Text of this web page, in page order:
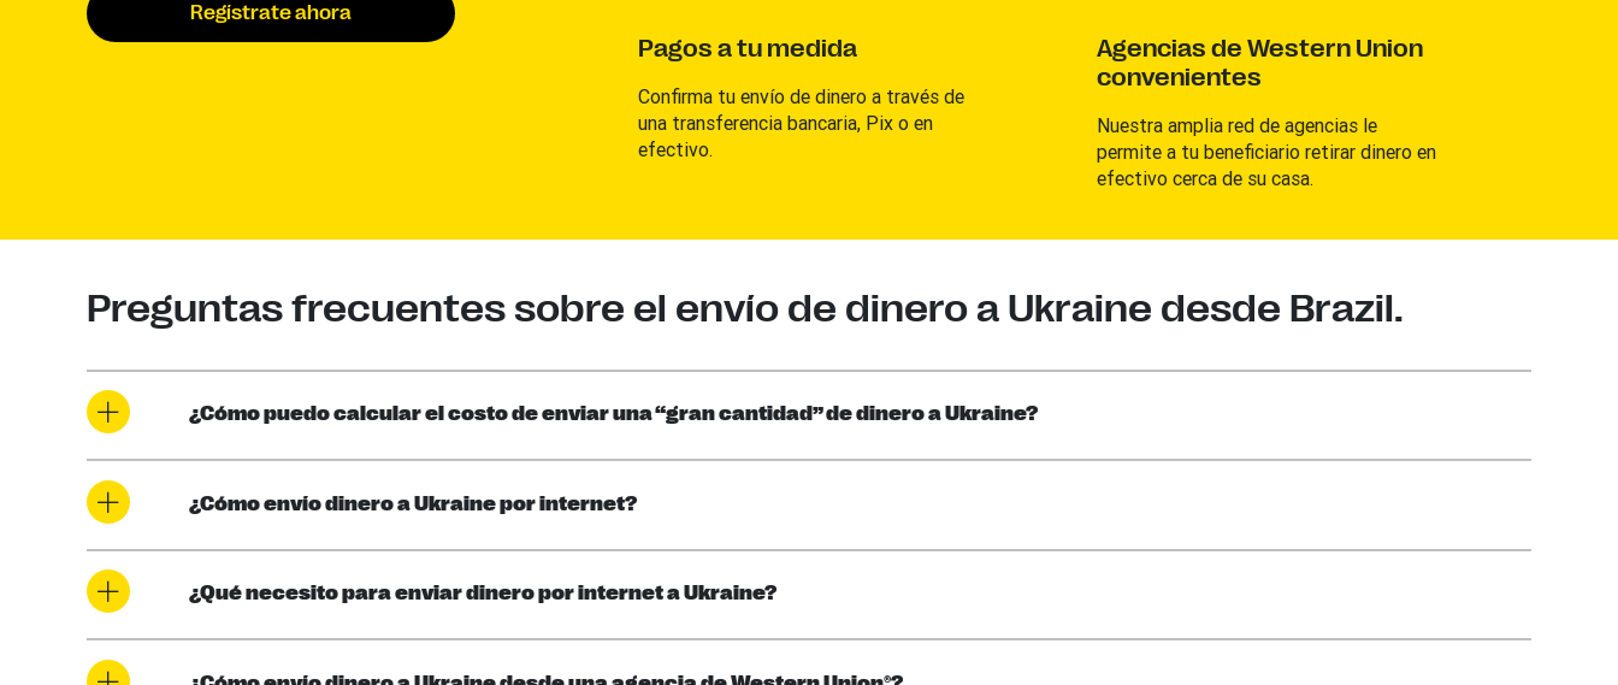
Regístrate ahora
Pagos a tu medida
Confirma tu envío de dinero a través de
una transferencia bancaria, Pix o en
efectivo.
Agencias de Western Union
convenientes
Nuestra amplia red de agencias le
permite a tu beneficiario retirar dinero en
efectivo cerca de su casa.
Preguntas frecuentes sobre el envío de dinero a Ukraine desde Brazil.
¿Cómo puedo calcular el costo de enviar una “gran cantidad” de dinero a Ukraine?
¿Cómo envío dinero a Ukraine por internet?
¿Qué necesito para enviar dinero por internet a Ukraine?